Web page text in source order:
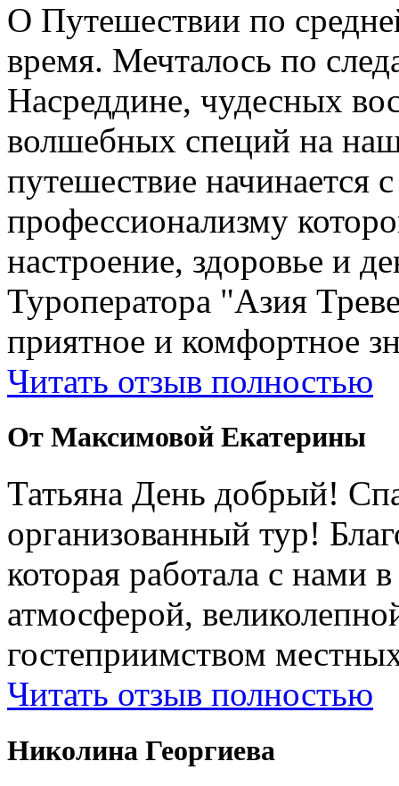
О Путешествии по
время. Мечталось по
Насреддине, чудесных
волшебных специй на
путешествие
профессионализму
настроение, здоровье и
Туроператора "Азия
приятное и комфортное
Читать отзыв полностью
От Максимовой Екатерины
Татьяна День добрый!
организованный тур!
которая работала с нами
атмосферой,
гостеприимством
Читать отзыв полностью
Николина Георгиева